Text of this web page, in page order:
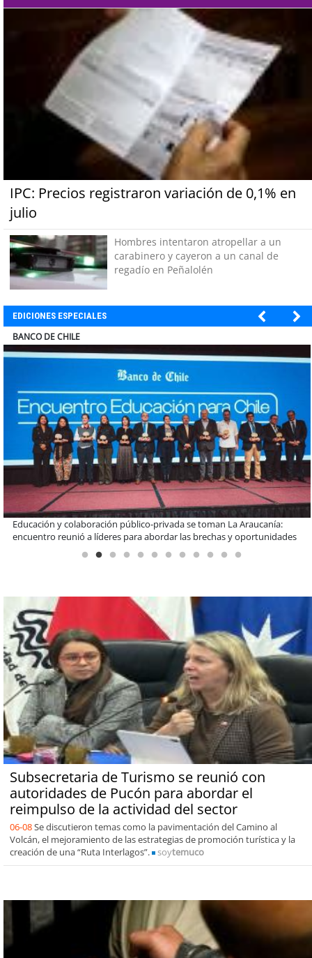
IPC: Precios registraron variación de 0,1% en
julio
Hombres intentaron atropellar a un
carabinero y cayeron a un canal de
regadío en Peñalolén
EDICIONES ESPECIALES
ELECTROLUX
Claves para comprar electrodomésticos durante el Black Sale
Subsecretaria de Turismo se reunió con
autoridades de Pucón para abordar el
reimpulso de la actividad del sector
06-08Se discutieron temas como la pavimentación del Camino al
Volcán, el mejoramiento de las estrategias de promoción turística y la
creación de una “Ruta Interlagos”.
soytemuco